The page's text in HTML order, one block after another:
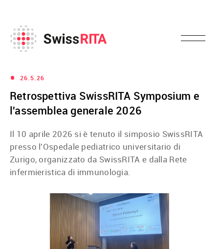
• 26.5.26
Retrospettiva SwissRITA Symposium e
l'assemblea generale 2026
Il 10 aprile 2026 si è tenuto il simposio SwissRITA
presso l'Ospedale pediatrico universitario di
Zurigo, organizzato da SwissRITA e dalla Rete
infermieristica di immunologia.